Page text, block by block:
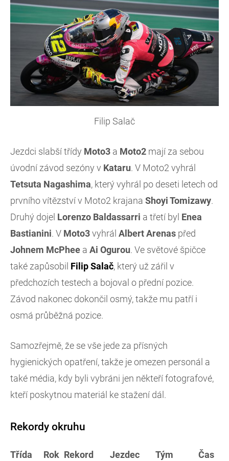
Filip Salač
Jezdci slabší třídy Moto3 a Moto2 mají za sebou
úvodní závod sezóny v Kataru. V Moto2 vyhrál
Tetsuta Nagashima, který vyhrál po deseti letech od
prvního vítězství v Moto2 krajana Shoyi Tomizawy.
Druhý dojel Lorenzo Baldassarri a třetí byl Enea
Bastianini. V Moto3vyhrál Albert Arenas před
Johnem McPhee a Ai Ogurou. Ve světové špičce
také zapůsobil Filip Salač, který už zářil v
předchozích testech a bojoval o přední pozice.
Závod nakonec dokončil osmý, takže mu patří i
osmá průběžná pozice.
Samozřejmě, že se vše jede za přísných
hygienických opatření, takže je omezen personál a
také média, kdy byli vybráni jen někteří fotografové,
kteří poskytnou materiál ke stažení dál.
Rekordy okruhu
Třída Rok Rekord Jezdec Tým Čas